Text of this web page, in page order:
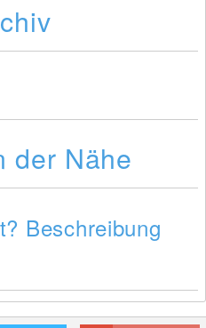
der Nähe
Beschreibung